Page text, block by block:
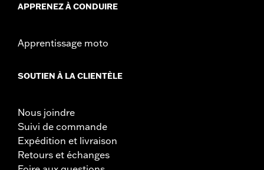
APPRENEZ À CONDUIRE
Apprentissage moto
SOUTIEN À LA CLIENTÈLE
Nous joindre
Suivi de commande
Expédition et livraison
Retours et échanges